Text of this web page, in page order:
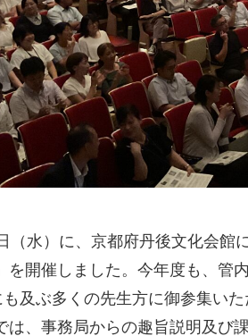
水）に、京都府丹後文化会館
を開催しました。今年度も、管
及ぶ多くの先生方に御参集い
、事務局からの趣旨説明及び